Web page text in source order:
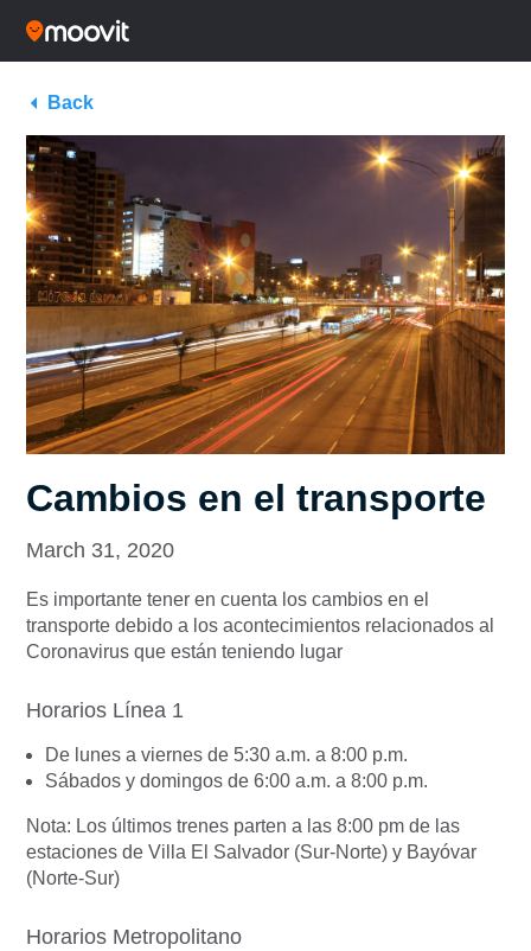
Back
Cambios en el transporte
March 31, 2020
Es importante tener en cuenta los cambios en el
transporte debido a los acontecimientos relacionados al
Coronavirus que están teniendo lugar
Horarios Línea 1
De lunes a viernes de 5:30 a.m. a 8:00 p.m.
Sábados y domingos de 6:00 a.m. a 8:00 p.m.
Nota: Los últimos trenes parten a las 8:00 pm de las
estaciones de Villa El Salvador (Sur-Norte) y Bayóvar
(Norte-Sur)
Horarios Metropolitano